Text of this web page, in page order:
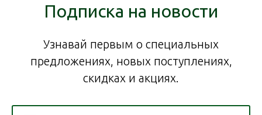
Подписка на новости
Узнавай первым о специальных
предложениях, новых поступлениях,
скидках и акциях.